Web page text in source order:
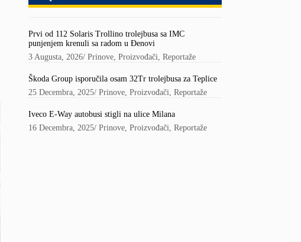
Prvi od 112 Solaris Trollino trolejbusa sa IMC
punjenjem krenuli sa radom u Đenovi
3 Augusta, 2026/Prinove,Proizvođači,Reportaže
Škoda Group isporučila osam 32Tr trolejbusa za Teplice
25 Decembra, 2025/Prinove,Proizvođači,Reportaže
Iveco E-Way autobusi stigli na ulice Milana
16 Decembra, 2025/Prinove,Proizvođači,Reportaže